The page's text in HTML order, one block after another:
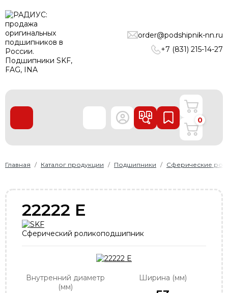
order@podshipnik-nn.ru
+7 (831) 215-14-27
ПОДШИПНИКИ
ЛИНЕЙНЫЕ ТЕХНОЛОГИИ
РЕМНИ
О нас
Доставка и оплата
+7 (831) 215-14-27
order@podshipnik-nn.ru
0
Главная Каталог продукции Подшипники Сферические
22222 E
Сферический роликоподшипник
Внутренний диаметр
(мм)
Ширина (мм)